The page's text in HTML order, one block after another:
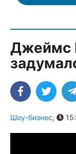
Джеймс
Шоу-бизнес,